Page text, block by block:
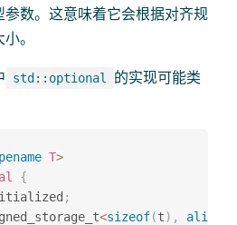
数。这意味着它会根据对齐规
。
std::optional
的实现可能类
T>
{
;
<sizeof(t) ,
alignof